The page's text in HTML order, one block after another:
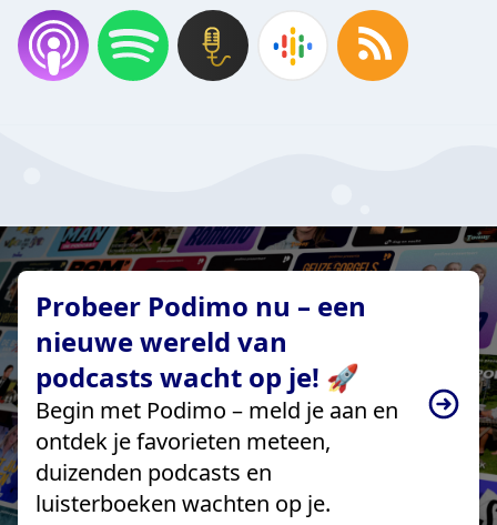
Probeer Podimo nu – een
nieuwe wereld van
podcasts wacht op je! 🚀
Begin met Podimo – meld je aan en
ontdek je favorieten meteen,
duizenden podcasts en
luisterboeken wachten op je.